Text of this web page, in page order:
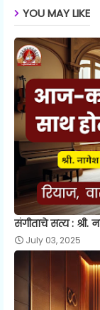
YOU MAY LIKE
संगीताचे सत्य :
July 03, 2025